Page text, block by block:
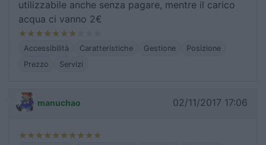
utilizzabile anche senza pagare, mentre il carico
acqua ci vanno 2€
Accessibilità Caratteristiche Gestione
Posizione
Prezzo
Servizi
manuchao 02/11/2017 17:06